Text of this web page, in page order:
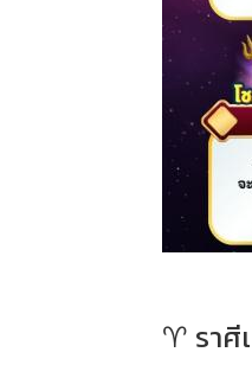
♈ ราศี